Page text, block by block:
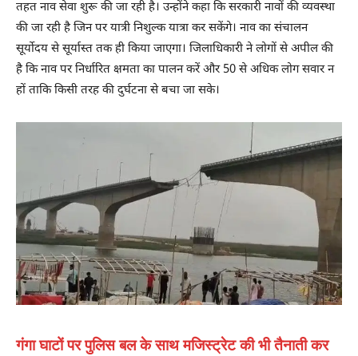
तहत नाव सेवा शुरू की जा रही है। उन्होंने कहा कि सरकारी नावों की व्यवस्था
की जा रही है जिन पर यात्री निशुल्क यात्रा कर सकेंगे। नाव का संचालन
सूर्योदय से सूर्यास्त तक ही किया जाएगा। जिलाधिकारी ने लोगों से अपील की
है कि नाव पर निर्धारित क्षमता का पालन करें और 50 से अधिक लोग सवार न
हों ताकि किसी तरह की दुर्घटना से बचा जा सके।
गंगा घाटों पर पुलिस बल के साथ मजिस्ट्रेट की भी तैनाती कर